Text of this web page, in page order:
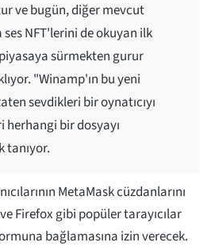
ve bugün, diğer mevcut
ses NFT'lerini de okuyan ilk
piyasaya sürmekten gurur
"Winamp'ın bu yeni
sevdikleri bir oynatıcıyı
bir dosyayı
tanıyor.
MetaMask cüzdanlarını
Firefox gibi popüler tarayıcılar
bağlamasına izin verecek.